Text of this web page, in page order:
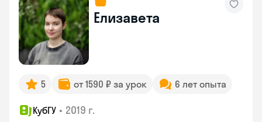
Елизавета
5 от 1590 ₽ за урок 6 лет опыта
КубГУ • 2019 г.